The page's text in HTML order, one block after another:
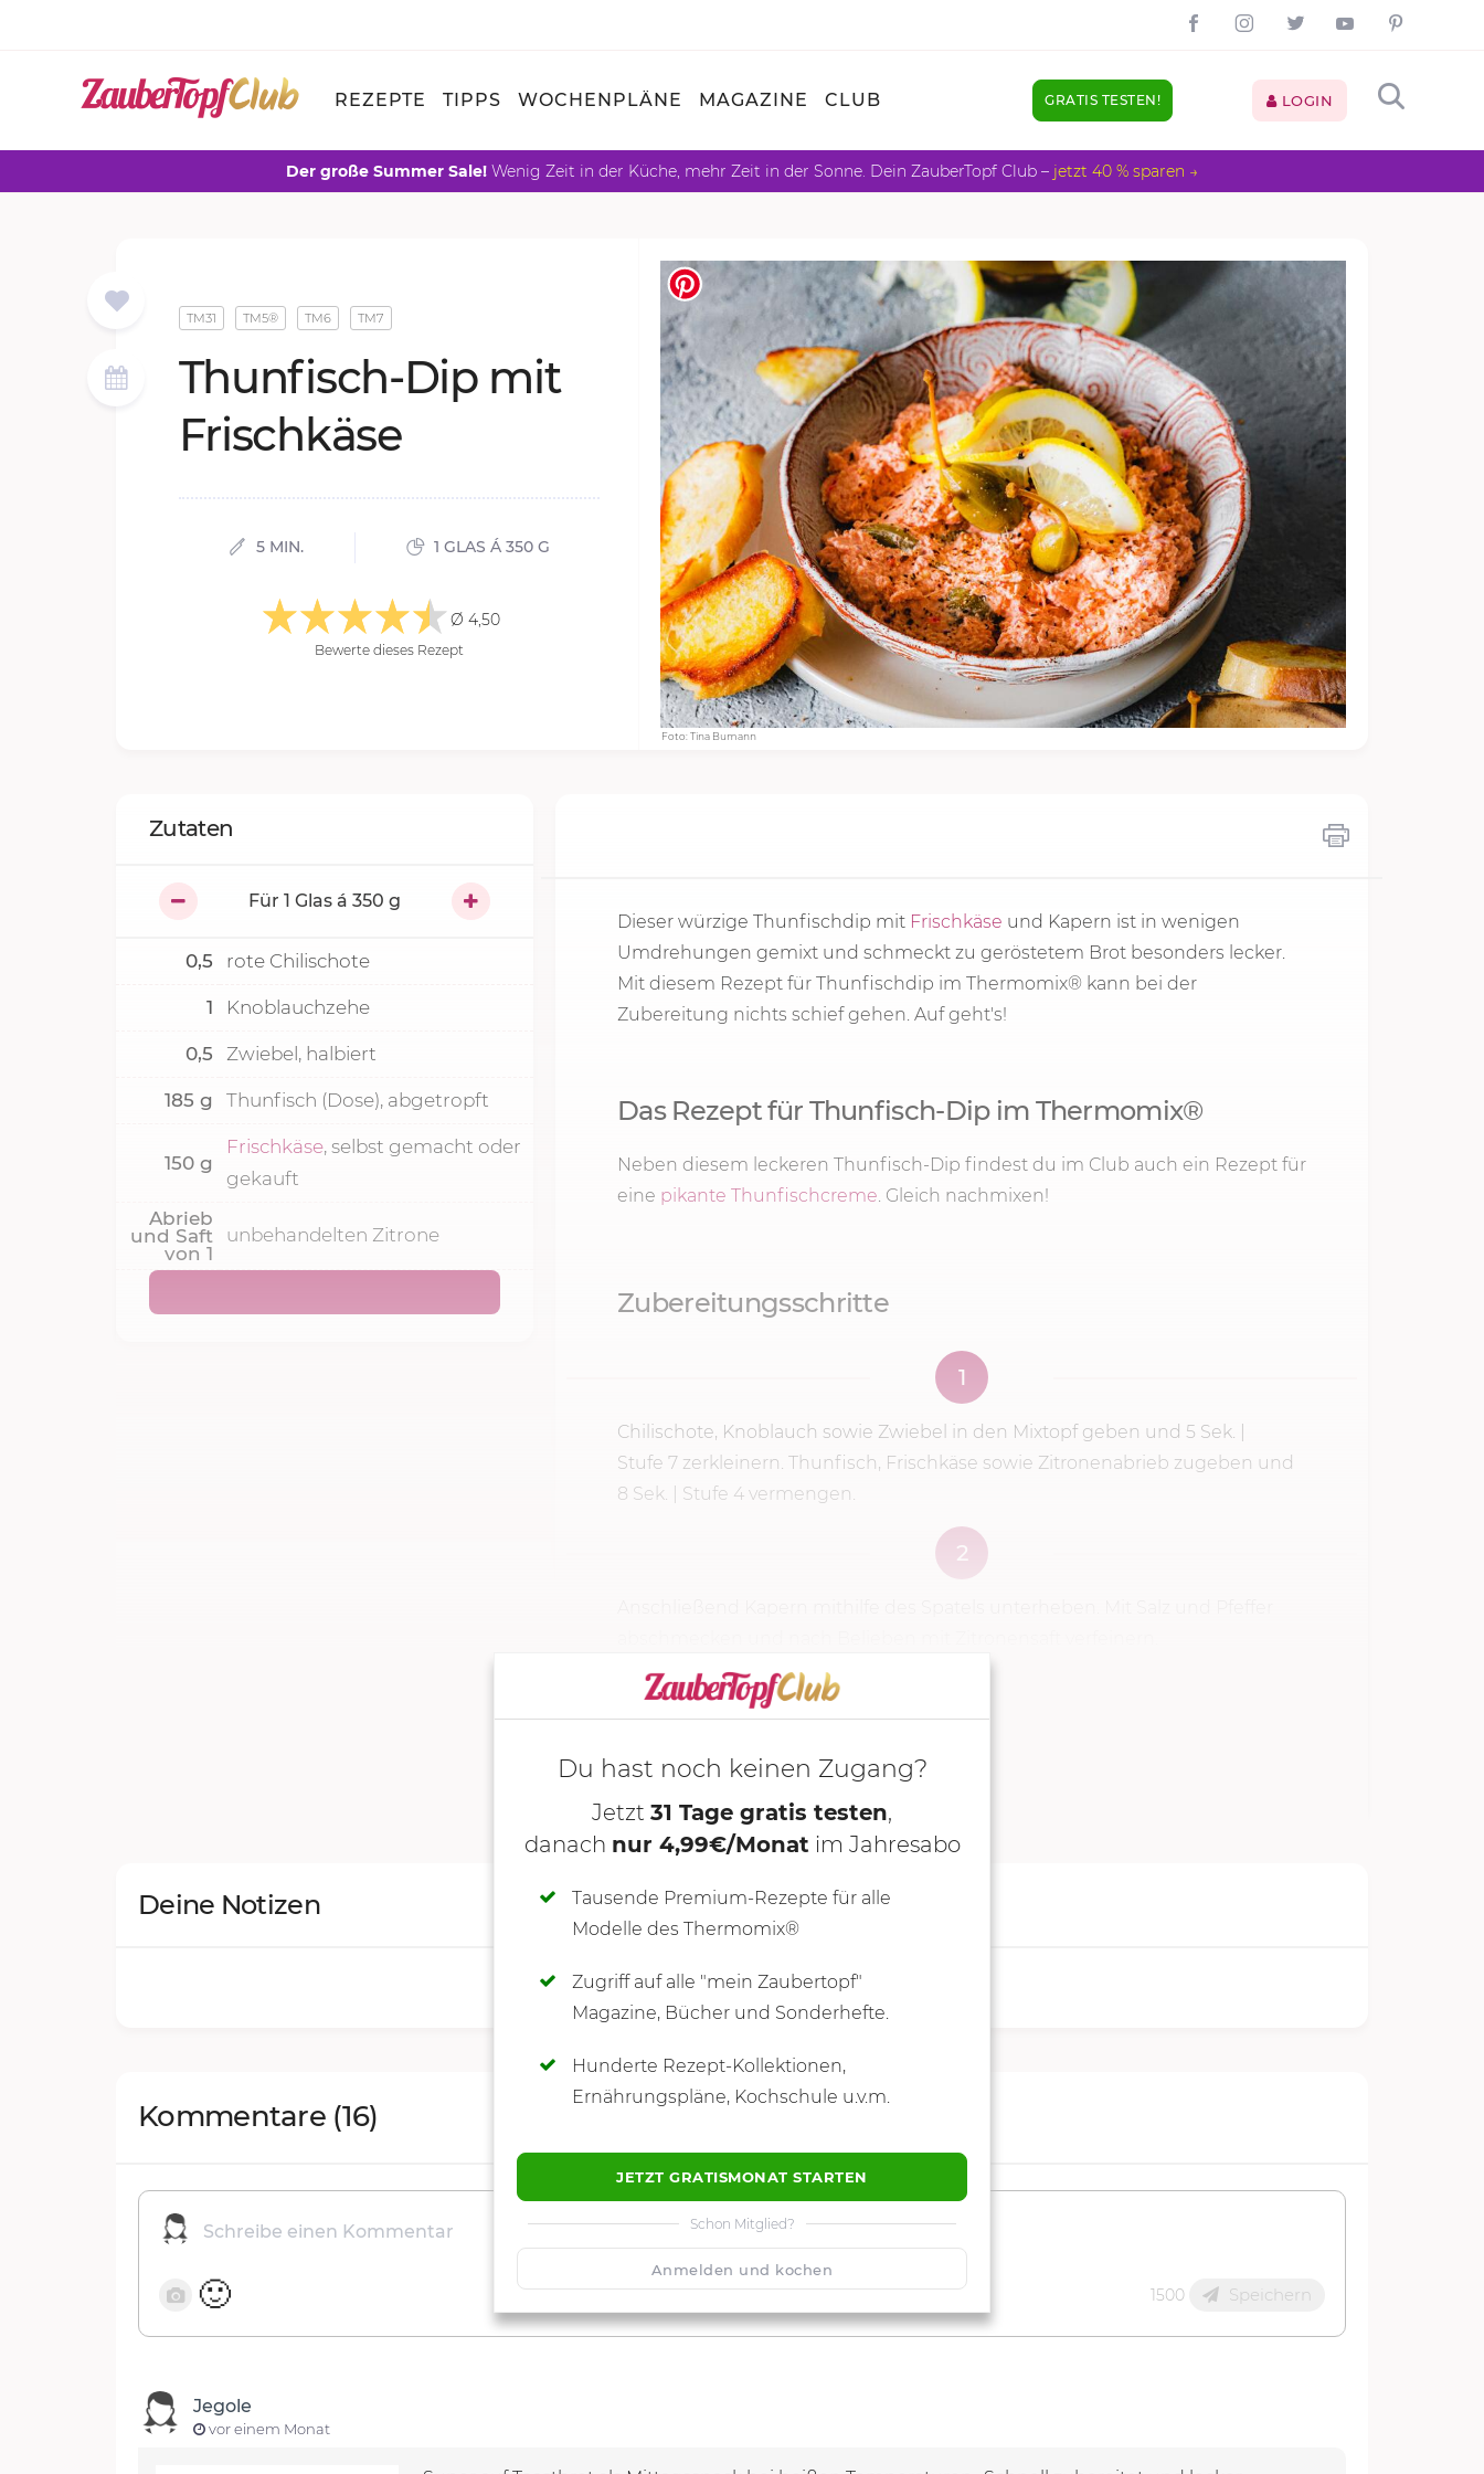
REZEPTE TIPPS WOCHENPLÄNE MAGAZINE CLUB GRATIS TESTEN! LOGIN
Der große Summer Sale! Wenig Zeit in der Küche, mehr Zeit in der Sonne. Dein ZauberTopf Club – jetzt 40 % sparen →
Foto: Tina Bumann
TM31 TM5® TM6 TM7
Thun­fisch-Dip mit
Frisch­kä­se
5 MIN. 1 GLAS Á 350 G
Ø 4,50
Bewerte dieses Rezept
Dieser würzige Thunfischdip mit Frischkäse und Kapern ist in wenigen
Umdrehungen gemixt und schmeckt zu geröstetem Brot besonders lecker.
Mit diesem Rezept für Thunfischdip im Thermomix® kann bei der
Zubereitung nichts schief gehen. Auf geht's!
Das Rezept für Thunfisch-Dip im Thermomix®
Neben diesem leckeren Thunfisch-Dip findest du im Club auch ein Rezept für
eine pikante Thunfischcreme. Gleich nachmixen!
Zubereitungsschritte
1
Chilischote, Knoblauch sowie Zwiebel in den Mixtopf geben und 5 Sek.
Stufe 7 zerkleinern. Thunfisch, Frischkäse sowie Zitronenabrieb zugeben und
8 Sek. | Stufe 4 vermengen.
2
Zutaten
Für 1 Glas á 350 g
0,5 rote Chilischote
1 Knoblauchzehe
0,5 Zwiebel, halbiert
185 g Thunfisch (Dose), abgetropft
150 g
Frischkäse, selbst gemacht oder
gekauft
Abrieb
und Saft
von 1
unbehandelten Zitrone
Deine Notizen
SCHREIBE NEUE NOTIZ
Du hast noch keinen Zugang?
Jetzt 31 Tage gratis testen,
danach nur 4,99€/Monat im Jahresabo
Tausende Premium-Rezepte für alle
Modelle des Thermomix®
Zugriff auf alle "mein Zaubertopf"
Magazine, Bücher und Sonderhefte.
Hunderte Rezept-Kollektionen,
Ernährungspläne, Kochschule u.v.m.
JETZT GRATISMONAT STARTEN
Schon Mitglied?
Anmelden und kochen
Kommentare (16)
🙂 1500 Speichern
Jegole
vor einem Monat